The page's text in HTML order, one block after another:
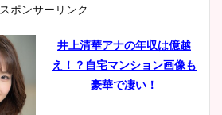
スポンサーリンク
井上清華アナの年収は億越
え！？自宅マンション画像も
豪華で凄い！